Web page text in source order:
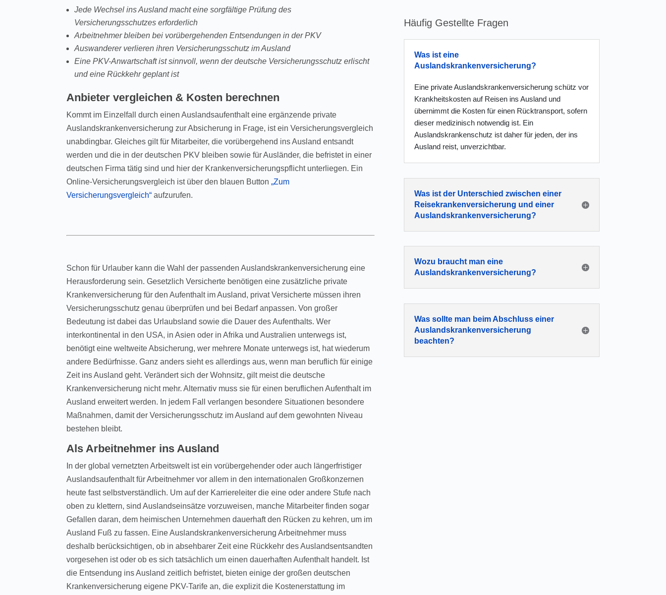
Jede Wechsel ins Ausland macht eine sorgfältige Prüfung des
Versicherungsschutzes erforderlich
Arbeitnehmer bleiben bei vorübergehenden Entsendungen in der PKV
Auswanderer verlieren ihren Versicherungsschutz im Ausland
Eine PKV-Anwartschaft ist sinnvoll, wenn der deutsche Versicherungsschutz erlischt
und eine Rückkehr geplant ist
Anbieter vergleichen & Kosten berechnen
Kommt im Einzelfall durch einen Auslandsaufenthalt eine ergänzende private
Auslandskrankenversicherung zur Absicherung in Frage, ist ein Versicherungsvergleich
unabdingbar. Gleiches gilt für Mitarbeiter, die vorübergehend ins Ausland entsandt
werden und die in der deutschen PKV bleiben sowie für Ausländer, die befristet in einer
deutschen Firma tätig sind und hier der Krankenversicherungspflicht unterliegen. Ein
Online-Versicherungsvergleich ist über den blauen Button„Zum
Versicherungsvergleich“ aufzurufen.
Schon für Urlauber kann die Wahl der passenden Auslandskrankenversicherung eine
Herausforderung sein. Gesetzlich Versicherte benötigen eine zusätzliche private
Krankenversicherung für den Aufenthalt im Ausland, privat Versicherte müssen ihren
Versicherungsschutz genau überprüfen und bei Bedarf anpassen. Von großer
Bedeutung ist dabei das Urlaubsland sowie die Dauer des Aufenthalts. Wer
interkontinental in den USA, in Asien oder in Afrika und Australien unterwegs ist,
benötigt eine weltweite Absicherung, wer mehrere Monate unterwegs ist, hat wiederum
andere Bedürfnisse. Ganz anders sieht es allerdings aus, wenn man beruflich für einige
Zeit ins Ausland geht. Verändert sich der Wohnsitz, gilt meist die deutsche
Krankenversicherung nicht mehr. Alternativ muss sie für einen beruflichen Aufenthalt im
Ausland erweitert werden. In jedem Fall verlangen besondere Situationen besondere
Maßnahmen, damit der Versicherungsschutz im Ausland auf dem gewohnten Niveau
bestehen bleibt.
Als Arbeitnehmer ins Ausland
In der global vernetzten Arbeitswelt ist ein vorübergehender oder auch längerfristiger
Auslandsaufenthalt für Arbeitnehmer vor allem in den internationalen Großkonzernen
heute fast selbstverständlich. Um auf der Karriereleiter die eine oder andere Stufe nach
oben zu klettern, sind Auslandseinsätze vorzuweisen, manche Mitarbeiter finden sogar
Gefallen daran, dem heimischen Unternehmen dauerhaft den Rücken zu kehren, um im
Ausland Fuß zu fassen. Eine Auslandskrankenversicherung Arbeitnehmer muss
deshalb berücksichtigen, ob in absehbarer Zeit eine Rückkehr des Auslandsentsandten
vorgesehen ist oder ob es sich tatsächlich um einen dauerhaften Aufenthalt handelt. Ist
die Entsendung ins Ausland zeitlich befristet, bieten einige der großen deutschen
Krankenversicherung eigene PKV-Tarife an, die explizit die Kostenerstattung im
Häufig Gestellte Fragen
Was ist eine
Auslandskrankenversicherung?
Eine private Auslandskrankenversicherung schütz vor
Krankheitskosten auf Reisen ins Ausland und
übernimmt die Kosten für einen Rücktransport, sofern
dieser medizinisch notwendig ist. Ein
Auslandskrankenschutz ist daher für jeden, der ins
Ausland reist, unverzichtbar.
Was ist der Unterschied zwischen einer
Reisekrankenversicherung und einer
Auslandskrankenversicherung?
Wozu braucht man eine
Auslandskrankenversicherung?
Was sollte man beim Abschluss einer
Auslandskrankenversicherung
beachten?